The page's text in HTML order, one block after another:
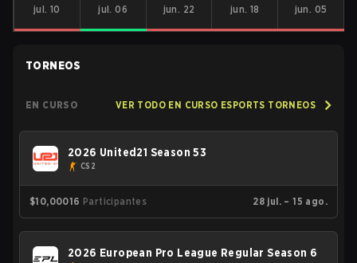
jul. 10
jul. 06
jun. 22
jun. 18
jun. 05
TORNEOS
EN CURSO VER TODO EN CURSO ESPORTS TORNEOS
2026 United21 Season 53
CS2
$10,00016 Participantes 28 jul. – 15 ago.
2026 European Pro League Regular Season 6